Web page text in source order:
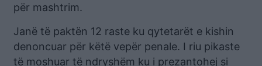
për mashtrim.
Janë të paktën 12 raste ku qytetarët e kishin
denoncuar për këtë vepër penale. I riu pikaste
të moshuar të ndryshëm ku i prezantohej si